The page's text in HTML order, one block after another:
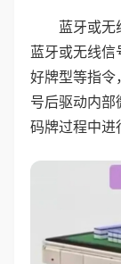
蓝牙或无
蓝牙或无线
好牌型等指令
号后驱动内部
码牌过程中进